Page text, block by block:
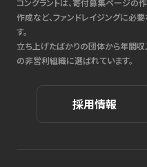
作成など、ファンドレイジングに必
す。
立ち上げたばかりの団体から年間
の非営利組織に選ばれています。
採用情報